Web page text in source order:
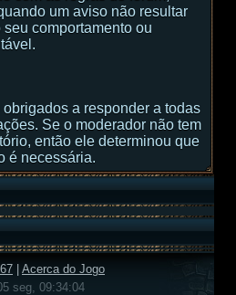
um aviso não resultar
comportamento ou
a responder a todas
Se o moderador não tem
então ele determinou que
é necessária.
Acerca do Jogo
seg, 09:34:04